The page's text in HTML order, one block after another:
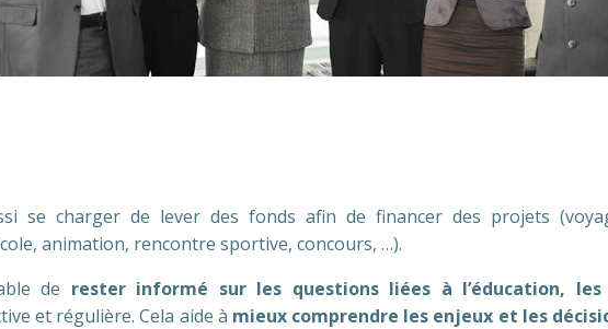
se charger de lever des fonds afin de financer des projets
animation, rencontre sportive, concours, …).
de rester informé sur les questions liées à l’éducation,
et régulière. Cela aide à mieux comprendre les enjeux et les